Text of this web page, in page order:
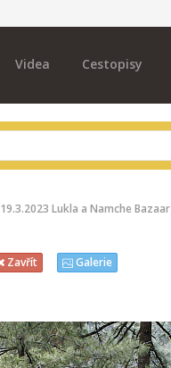
Videa Cestopisy
19.3.2023 Lukla a Namche Bazaar
Zavřít Galerie